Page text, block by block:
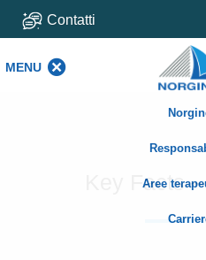
Contatti
MENU
Aree
Key Facts